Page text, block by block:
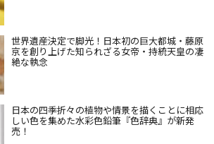
世界遺産決定で脚光！日本初の巨大都城・藤原
京を創り上げた知られざる女帝・持統天皇の凄
絶な執念
日本の四季折々の植物や情景を描くことに相応
しい色を集めた水彩色鉛筆『色辞典』が新発
売！